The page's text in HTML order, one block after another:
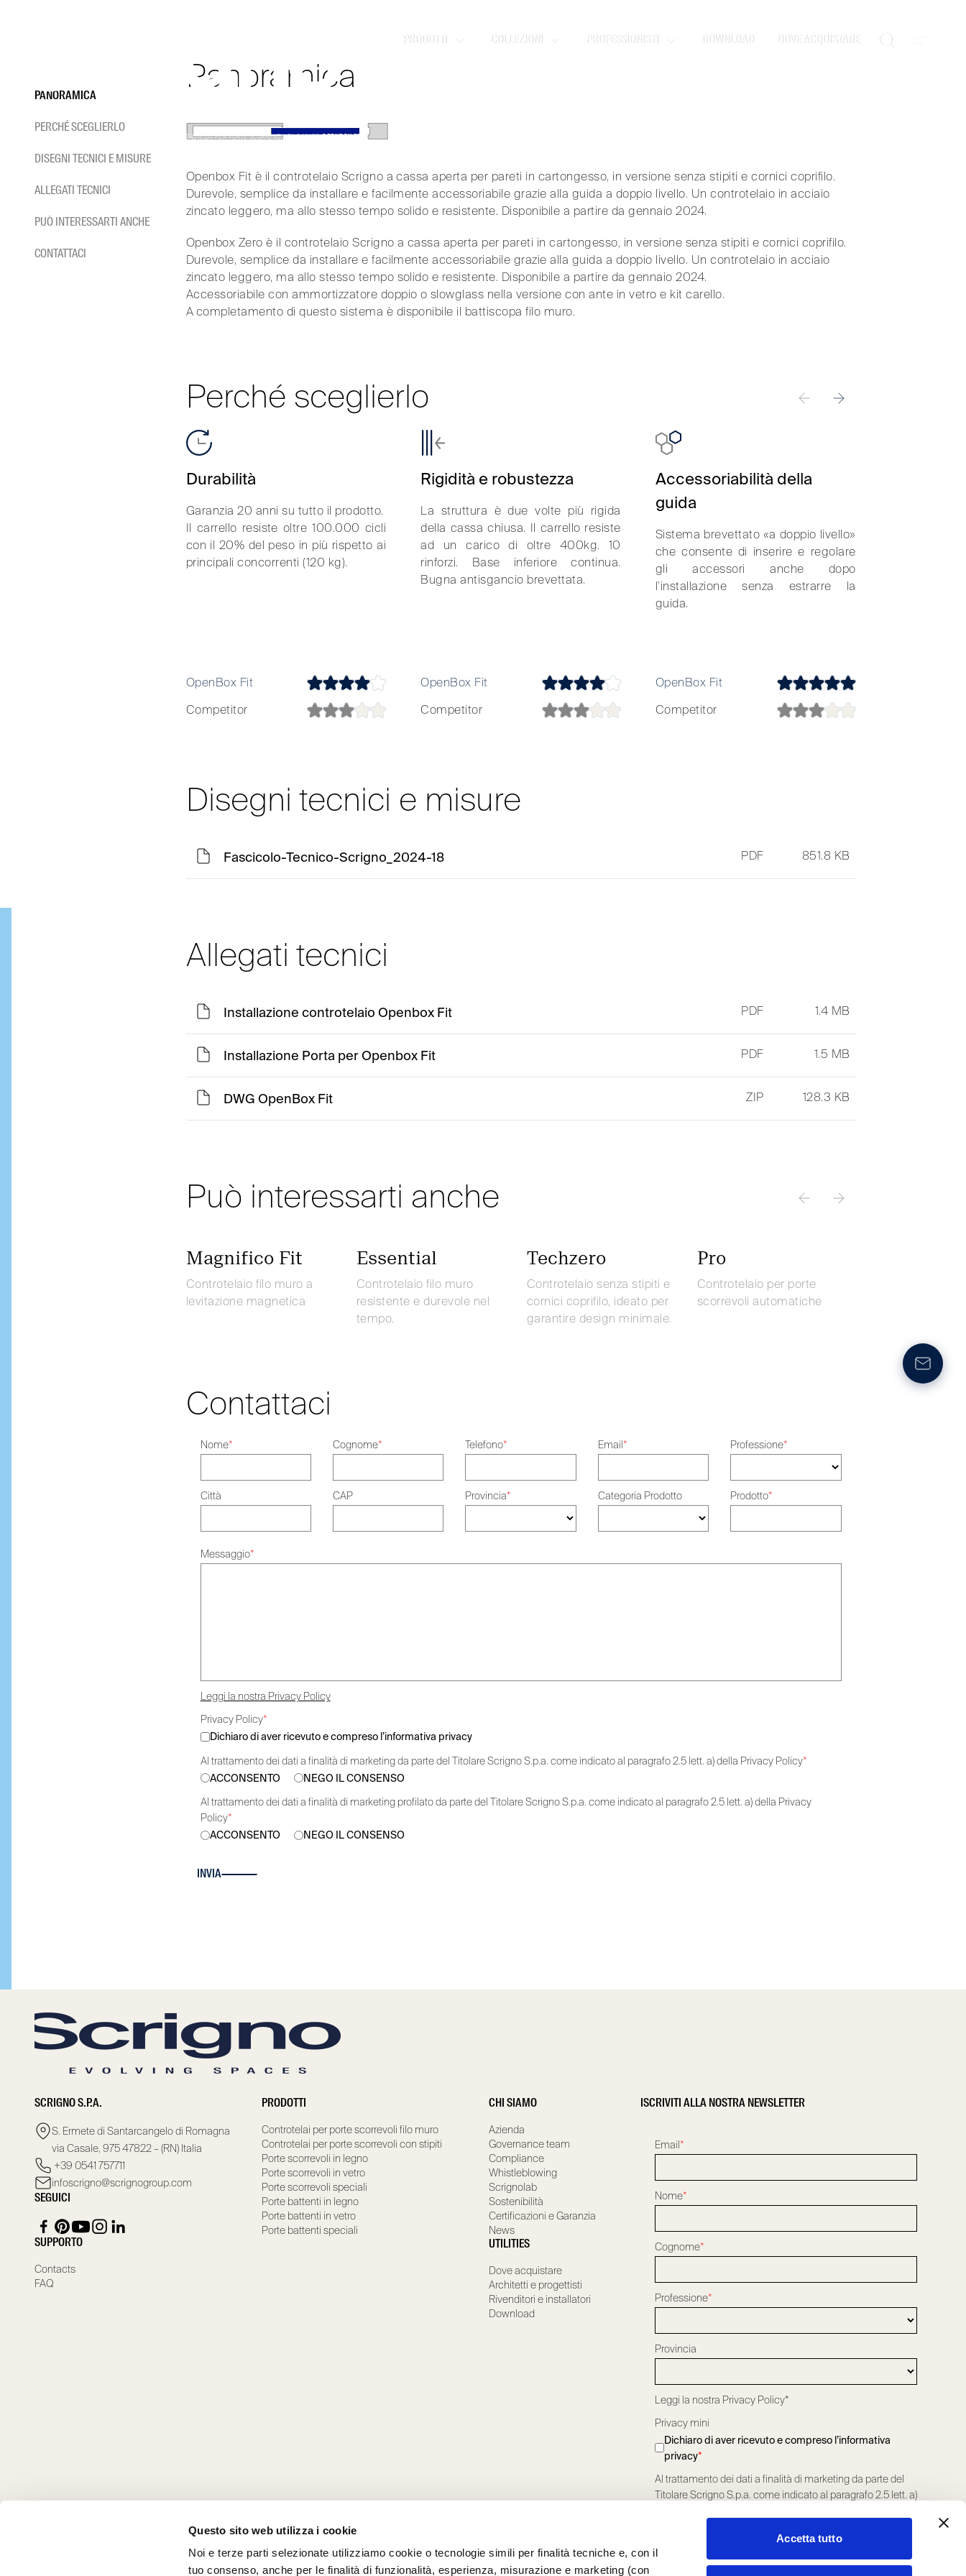
Questo sito web utilizza i cookie
Noi e terze parti selezionate utilizziamo cookie o tecnologie simili per finalità tecniche e, con il
tuo consenso, anche per le finalità di funzionalità, esperienza, misurazione e marketing (con
Accetta tutto
PRODOTTI COLLEZIONI PROFESSIONISTI DOWNLOAD DOVE ACQUISTARE
CONTROTELAI PER PORTE SCORREVOLI FILO MURO
PANORAMICA
PERCHÉ SCEGLIERLO
DISEGNI TECNICI E MISURE
ALLEGATI TECNICI
PUÒ INTERESSARTI ANCHE
CONTATTACI
Panoramica
Openbox Fit è il controtelaio Scrigno a cassa aperta per pareti in cartongesso, in versione senza stipiti e cornici coprifilo.
Durevole, semplice da installare e facilmente accessoriabile grazie alla guida a doppio livello. Un controtelaio in acciaio
zincato leggero, ma allo stesso tempo solido e resistente. Disponibile a partire da gennaio 2024.
Openbox Zero è il controtelaio Scrigno a cassa aperta per pareti in cartongesso, in versione senza stipiti e cornici coprifilo.
Durevole, semplice da installare e facilmente accessoriabile grazie alla guida a doppio livello. Un controtelaio in acciaio
zincato leggero, ma allo stesso tempo solido e resistente. Disponibile a partire da gennaio 2024.
Accessoriabile con ammortizzatore doppio o slowglass nella versione con ante in vetro e kit carello.
A completamento di questo sistema è disponibile il battiscopa filo muro.
Perché sceglierlo
Durabilità
Garanzia 20 anni su tutto il prodotto.
Il carrello resiste oltre 100.000 cicli
con il 20% del peso in più rispetto ai
principali concorrenti (120 kg).
OpenBox Fit
Competitor
Rigidità e robustezza
La struttura è due volte più rigida
della cassa chiusa. Il carrello resiste
ad un carico di oltre 400kg. 10
rinforzi. Base inferiore continua.
Bugna antisgancio brevettata.
OpenBox Fit
Competitor
Accessoriabilità della
guida
Sistema brevettato «a doppio livello»
che consente di inserire e regolare
gli accessori anche dopo
l’installazione senza estrarre la
guida.
OpenBox Fit
Competitor
Disegni tecnici e misure
Fascicolo-Tecnico-Scrigno_2024-18 PDF 851.8 KB
Allegati tecnici
Installazione controtelaio Openbox Fit PDF 1.4 MB
Installazione Porta per Openbox Fit PDF 1.5 MB
DWG OpenBox Fit ZIP 128.3 KB
Può interessarti anche
Magnifico Fit
Controtelaio filo muro a
levitazione magnetica
Essential
Controtelaio filo muro
resistente e durevole nel
tempo.
Techzero
Controtelaio senza stipiti e
cornici coprifilo, ideato per
garantire design minimale.
Pro
Controtelaio per porte
scorrevoli automatiche
Contattaci
Nome* Cognome* Telefono* Email* Professione*
Città CAP Provincia* Categoria Prodotto Prodotto*
Messaggio*
Leggi la nostra Privacy Policy
Privacy Policy*
Dichiaro di aver ricevuto e compreso l’informativa privacy
Al trattamento dei dati a finalità di marketing da parte del Titolare Scrigno S.p.a. come indicato al paragrafo 2.5 lett. a) della Privacy Policy*
ACCONSENTO
NEGO IL CONSENSO
Al trattamento dei dati a finalità di marketing profilato da parte del Titolare Scrigno S.p.a. come indicato al paragrafo 2.5 lett. a) della Privacy
Policy*
ACCONSENTO
NEGO IL CONSENSO
INVIA
SCRIGNO S.P.A.
S. Ermete di Santarcangelo di Romagna
via Casale, 975 47822 – (RN) Italia
+39 0541 757711
infoscrigno@scrignogroup.com
SEGUICI
SUPPORTO
Contacts
FAQ
PRODOTTI
Controtelai per porte scorrevoli filo muro
Controtelai per porte scorrevoli con stipiti
Porte scorrevoli in legno
Porte scorrevoli in vetro
Porte scorrevoli speciali
Porte battenti in legno
Porte battenti in vetro
Porte battenti speciali
CHI SIAMO
Azienda
Governance team
Compliance
Whistleblowing
Scrignolab
Sostenibilità
Certificazioni e Garanzia
News
UTILITIES
Dove acquistare
Architetti e progettisti
Rivenditori e installatori
Download
ISCRIVITI ALLA NOSTRA NEWSLETTER
Email*
Nome*
Cognome*
Professione*
Provincia
Leggi la nostra Privacy Policy*
Privacy mini
Dichiaro di aver ricevuto e compreso l’informativa
privacy*
Al trattamento dei dati a finalità di marketing da parte del
Titolare Scrigno S.p.a. come indicato al paragrafo 2.5 lett. a)
Al trattamento dei dati a finalità di marketing profilato da
parte del Titolare Scrigno S.p.a. come indicato al paragrafo